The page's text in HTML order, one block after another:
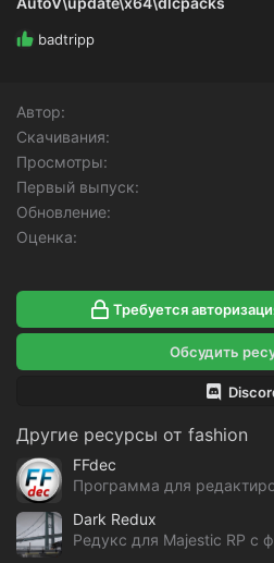
Р
ц
и
и
badtripp
Автор
Скачивания
Просмотры
Первый выпуск
Обновление
Оценка
Требуется
Обсудить
Другие ресурсы от fashion
FFdec
Dark Redux
Редукс для Majestic RP с